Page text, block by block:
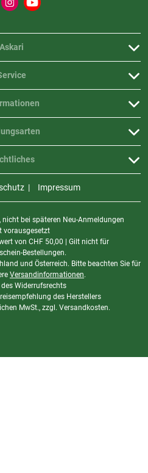
Askari
Impressum
nicht bei späteren Neu-Anmeldungen
vorausgesetzt
von CHF50,00 | Gilt nicht für
Bestellungen.
und Österreich. Bitte beachten Sie für
Versandinformationen.
Widerrufsrechts
des Herstellers
MwSt., zzgl. Versandkosten.